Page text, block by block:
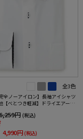
全3色
全ノーアイロン】長袖アイシャツ
【べとつき軽減】ドライエアース
防汚効果吸汗速乾ワイシャツ春
円 (税込)
4,990円 (税込)